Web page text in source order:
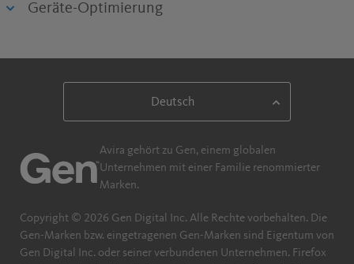
Geräte-Optimierung
Avira gehört zu Gen, einem globalen
Unternehmen mit einer Familie renommierter
Marken.
Copyright © 2026 Gen Digital Inc. Alle Rechte vorbehalten. Die
Gen-Marken bzw. eingetragenen Gen-Marken sind Eigentum von
Gen Digital Inc. oder seiner verbundenen Unternehmen. Firefox